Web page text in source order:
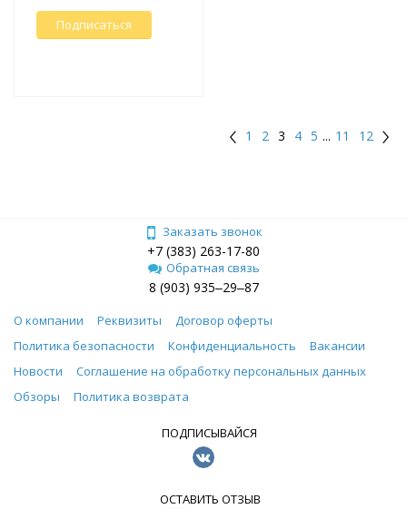
Подписаться
1 2 3 4 5 ... 11 12
Заказать звонок
+7 (383) 263-17-80
Обратная связь
8 (903) 935‒29‒87
О компании Реквизиты
Договор оферты
Политика безопасности
Конфиденциальность
Вакансии
Новости
Соглашение на обработку персональных данных
Обзоры
Политика возврата
ПОДПИСЫВАЙСЯ
ОСТАВИТЬ ОТЗЫВ